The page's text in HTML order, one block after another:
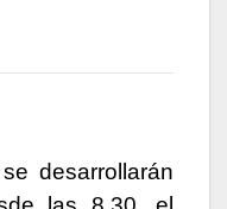
desarrollarán